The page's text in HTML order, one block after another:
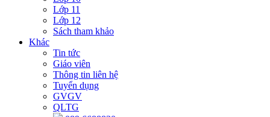
Lớp 11
Lớp 12
Sách tham khảo
Khác
Tin tức
Giáo viên
Thông tin liên hệ
Tuyển dụng
GVGV
QLTG